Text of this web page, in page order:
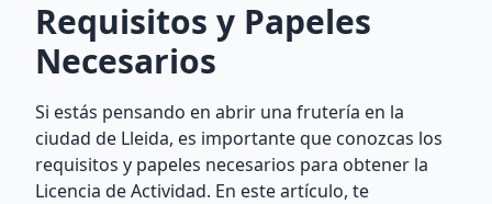
Requisitos y Papeles
Necesarios
Si estás pensando en abrir una frutería en la
ciudad de Lleida, es importante que conozcas los
requisitos y papeles necesarios para obtener la
Licencia de Actividad. En este artículo, te